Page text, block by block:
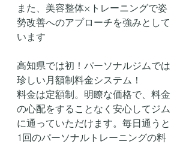
また、美容整体×トレーニングで姿
勢改善へのアプローチを強みとして
います
高知県では初！パーソナルジムでは
珍しい月額制料金システム！
料金は定額制。明瞭な価格で、料金
の心配をすることなく安心してジム
に通っていただけます。毎日通うと
1回のパーソナルトレーニングの料